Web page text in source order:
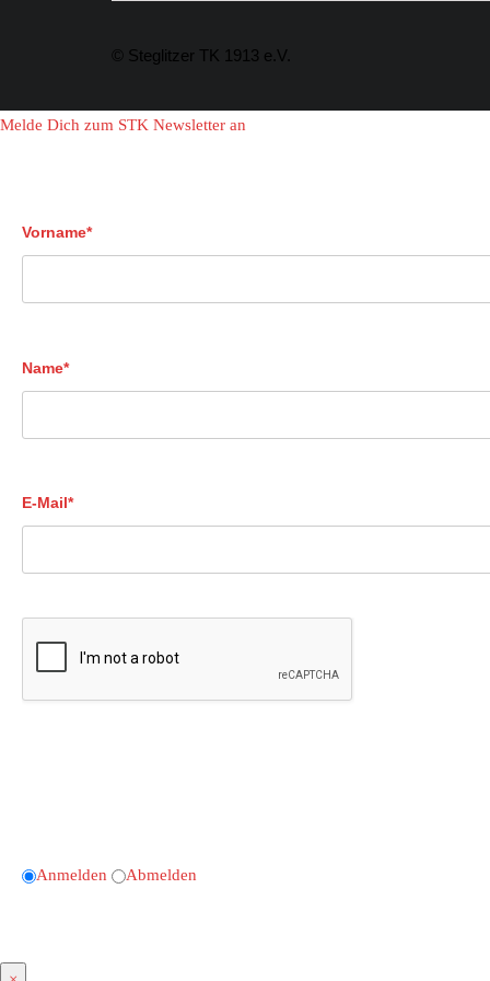
© Steglitzer TK 1913 e.V.
Melde Dich zum STK Newsletter an
Vorname*
Name*
E-Mail*
Anmelden Abmelden